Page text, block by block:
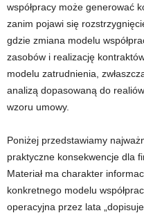
współpracy może generować
zanim pojawi się
gdzie zmiana modelu
zasobów i realizację
modelu zatrudnienia,
analizą dopasowaną do
wzoru umowy.
Poniżej przedstawiamy
praktyczne konsekwencje dla
Materiał ma charakter
konkretnego modelu
operacyjna przez lata